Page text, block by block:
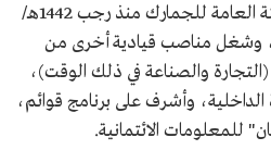
علوم الحاسب من جامعة الملك سعود.
تخصص هندسة الحاسب من جامعة "نيوساوث
إدارة الأعمال من جامعة الفيصل.
2017م، ومحافظا مكلفا للهيئة العامة للجمارك منذ رجب 1442هـ/
الدمج، وشغل مناصب قيادية أخرى من
والصناعة في ذلك الوقت)،
الداخلية، وأشرف على برنامج قوائم،
للمعلومات الائتمانية.